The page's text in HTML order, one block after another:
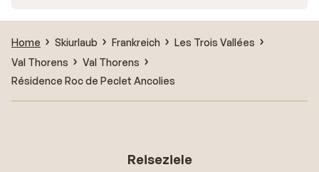
Home Skiurlaub Frankreich
Les Trois Vallées
Val Thorens
Val Thorens
Résidence Roc de Peclet Ancolies
Reiseziele